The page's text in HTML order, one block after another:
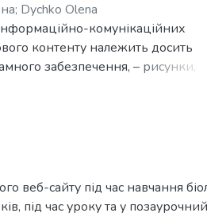
; Dychko Olena
комунікаційних
контенту належить досить
забезпечення, – рисунки,
можливостей, які спроможні
MS PowerPоint. Хоча вона
вже набагато важче,
освітнього контенту, на
скрайбінг та використання
та урізноманітнити
веб-сайту під час навчання
під час уроку та у